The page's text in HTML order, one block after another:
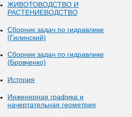
ЖИВОТОВОДСТВО И
РАСТЕНИЕВОДСТВО
Сборник задач по гидравлике
(Гилинский)
Сборник задач по гидравлике
(Бровченко)
История
Инженерная графика и
начертательная геометрия